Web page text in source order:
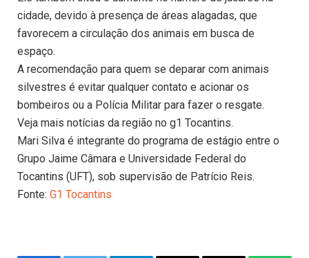
cidade, devido à presença de áreas alagadas, que
favorecem a circulação dos animais em busca de
espaço.
A recomendação para quem se deparar com animais
silvestres é evitar qualquer contato e acionar os
bombeiros ou a Polícia Militar para fazer o resgate.
Veja mais notícias da região no g1 Tocantins.
Mari Silva é integrante do programa de estágio entre o
Grupo Jaime Câmara e Universidade Federal do
Tocantins (UFT), sob supervisão de Patrício Reis.
Fonte: G1 Tocantins